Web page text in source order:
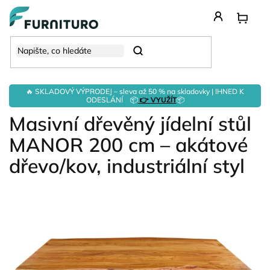
Přejít
obsah
🔥 SKLADOVÝ VÝPRODEJ – sleva až 50 % na skladovky | IHNED K
ODESLÁNÍ 📦👉 VYUŽÍT📦
Hledat
Masivní dřevěný jídelní stůl
MANOR 200 cm – akátové
dřevo/kov, industriální styl